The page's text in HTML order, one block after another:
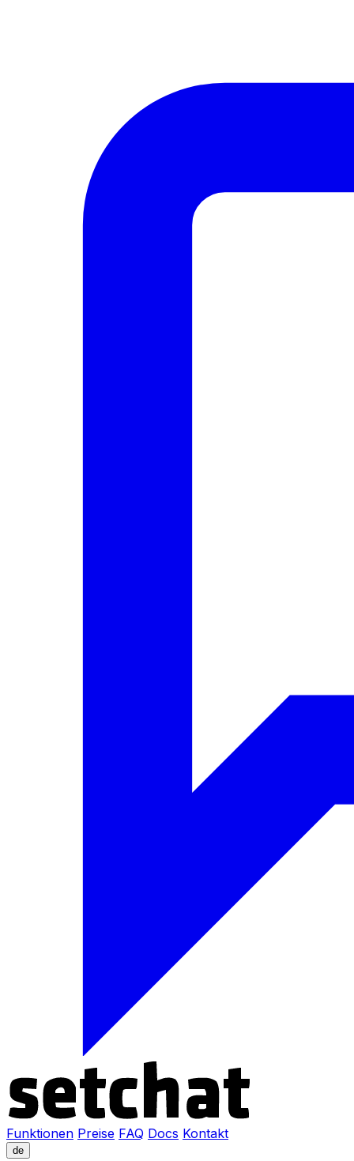
Funktionen Preise FAQ Docs Kontakt
de